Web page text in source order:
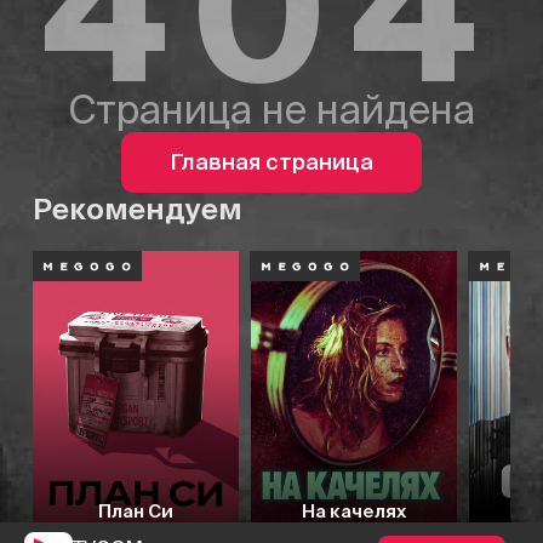
Страница не найдена
Главная страница
Рекомендуем
План Си На качелях